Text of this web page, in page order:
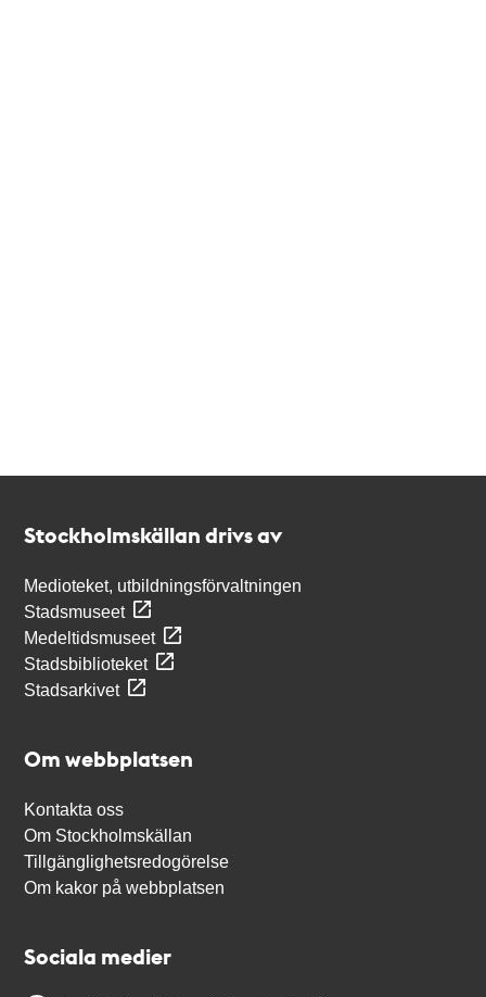
Stockholmskällan drivs av
Medioteket, utbildningsförvaltningen
Stadsmuseet
Medeltidsmuseet
Stadsbiblioteket
Stadsarkivet
Om webbplatsen
Kontakta oss
Om Stockholmskällan
Tillgänglighetsredogörelse
Om kakor på webbplatsen
Sociala medier